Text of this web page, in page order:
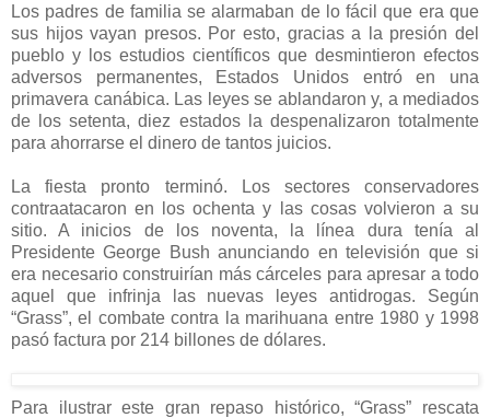
Los padres de familia se alarmaban de lo fácil que era que
sus hijos vayan presos. Por esto, gracias a la presión del
pueblo y los estudios científicos que desmintieron efectos
adversos permanentes, Estados Unidos entró en una
primavera canábica. Las leyes se ablandaron y, a mediados
de los setenta, diez estados la despenalizaron totalmente
para ahorrarse el dinero de tantos juicios.
La fiesta pronto terminó. Los sectores conservadores
contraatacaron en los ochenta y las cosas volvieron a su
sitio. A inicios de los noventa, la línea dura tenía al
Presidente George Bush anunciando en televisión que si
era necesario construirían más cárceles para apresar a todo
aquel que infrinja las nuevas leyes antidrogas. Según
“Grass”, el combate contra la marihuana entre 1980 y 1998
pasó factura por 214 billones de dólares.
Para ilustrar este gran repaso histórico, “Grass” rescata